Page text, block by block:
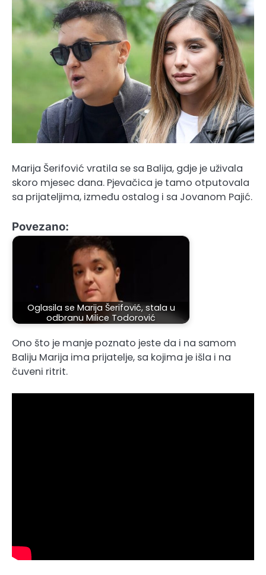
Marija Šerifović vratila se sa Balija, gdje je uživala
skoro mjesec dana. Pjevačica je tamo otputovala
sa prijateljima, između ostalog i sa Jovanom Pajić.
Povezano:
Oglasila se Marija Šerifović, stala u
odbranu Milice Todorović
Ono što je manje poznato jeste da i na samom
Baliju Marija ima prijatelje, sa kojima je išla i na
čuveni ritrit.